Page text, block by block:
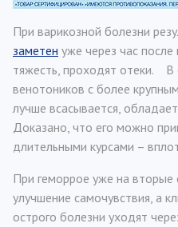
При варикозной болезни
заметен уже через час
тяжесть, проходят отеки. В
венотоников с более
лучше всасывается,
Доказано, что его можно
длительными курсами –
При геморрое уже на вторые
улучшение самочувствия, а
острого болезни уходят